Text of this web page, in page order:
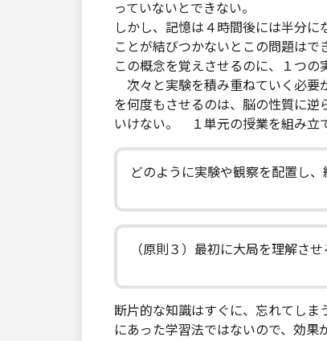
っていないとできない。
しかし、記憶は４時間後には半分
ことが結びつかないとこの問題はで
この概念を覚えさせるのに、１つの
次々と実験を積み重ねていく必要
を何度もさせるのは、脳の性質に
いけない。 １単元の授業を組み立
どのように実験や観察を配置し、
（原則３）最初に大局を理解させ
断片的な知識はすぐに、忘れてし
にあった学習法ではないので、効